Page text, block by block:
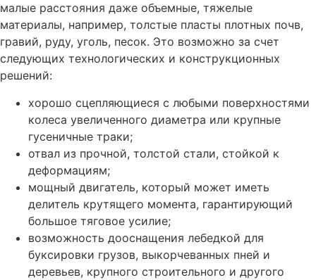
малые расстояния даже объемные, тяжелые
материалы, например, толстые пласты плотных почв,
гравий, руду, уголь, песок. Это возможно за счет
следующих технологических и конструкционных
решений:
хорошо сцепляющиеся с любыми поверхностями
колеса увеличенного диаметра или крупные
гусеничные траки;
отвал из прочной, толстой стали, стойкой к
деформациям;
мощный двигатель, который может иметь
делитель крутящего момента, гарантирующий
большое тяговое усилие;
возможность дооснащения лебедкой для
буксировки грузов, выкорчеванных пней и
деревьев, крупного строительного и другого